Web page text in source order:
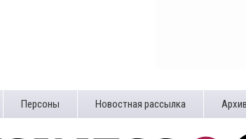
Персоны Новостная рассылка